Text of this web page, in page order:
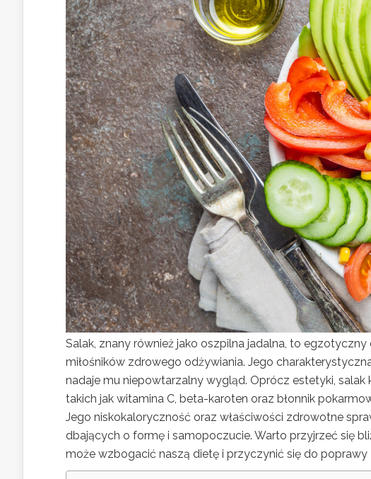
Salak, znany również jako oszpilna jadalna, to
miłośników zdrowego odżywiania. Jego
nadaje mu niepowtarzalny wygląd. Oprócz estetyki,
takich jak witamina C, beta-karoten oraz błonnik
Jego niskokaloryczność oraz właściwości zdrowotne
dbających o formę i samopoczucie. Warto przyjrzeć się
może wzbogacić naszą dietę i przyczynić się do poprawy